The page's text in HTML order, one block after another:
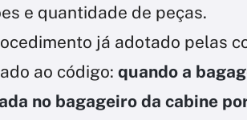
e quantidade de peças.
já adotado pelas
ao código: quando a
no bagageiro da cabine